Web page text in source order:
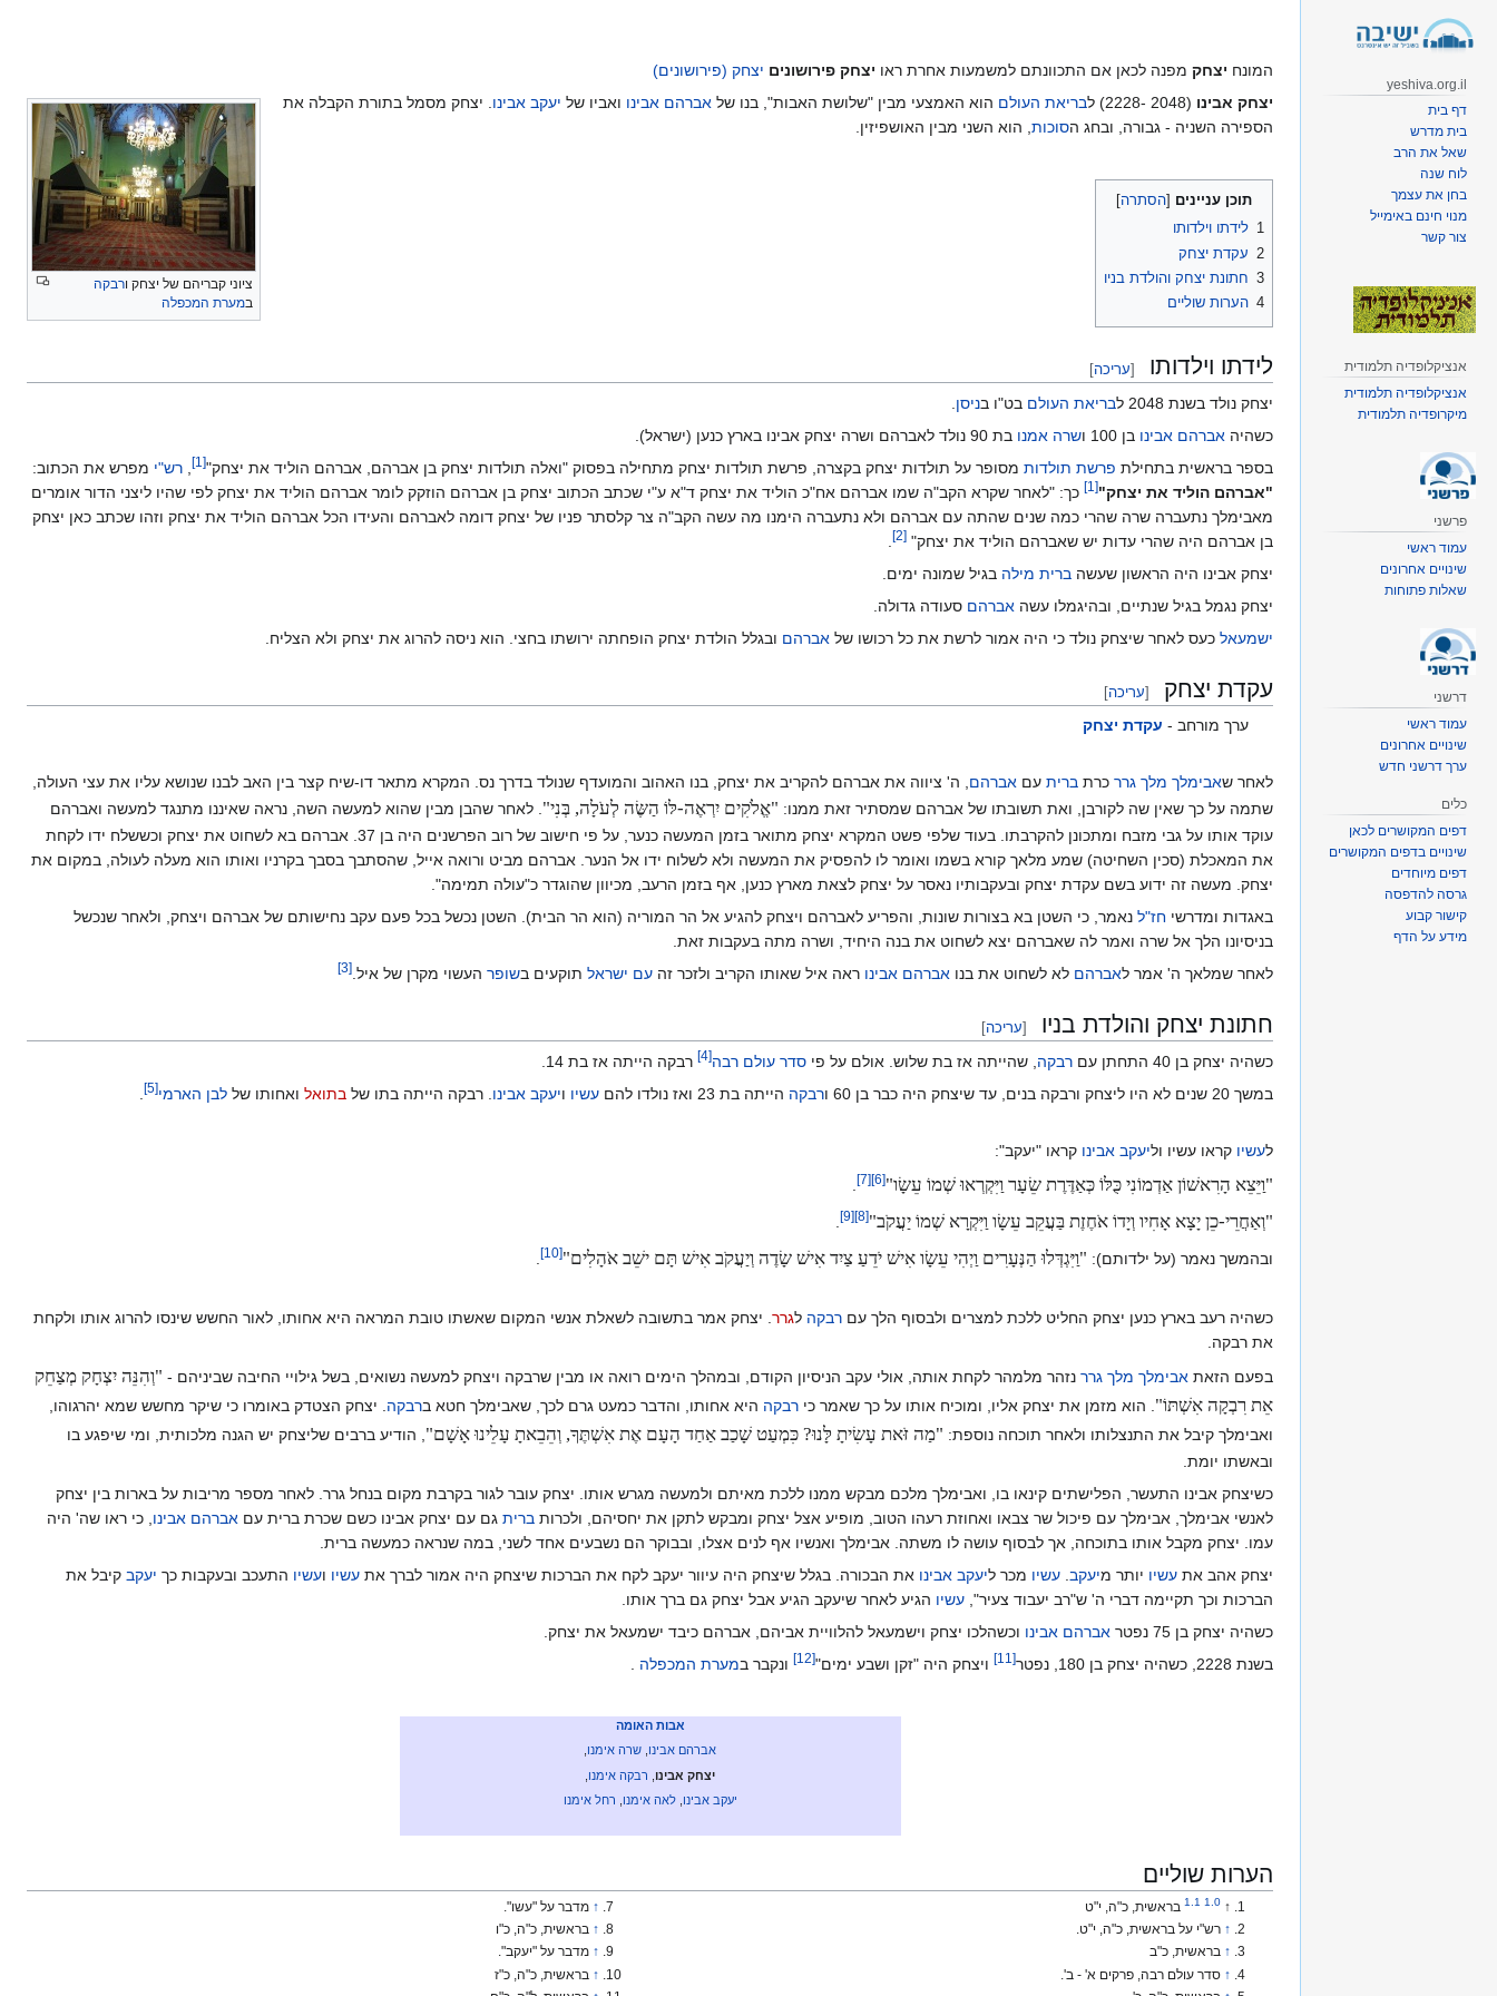
המונח יצחק מפנה לכאן אם התכוונתם למשמעות אחרת ראו יצחק פירושונים יצחק (פירושונים)
ציוני קבריהם של יצחק ורבקה
במערת המכפלה
יצחק אבינו (2048 -2228) ל בריאת העולם הוא האמצעי מבין "שלושת האבות", בנו של אברהם אבינו ואביו של יעקב אבינו. יצחק מסמל בתורת הקבלה את
הספירה השניה - גבורה, ובחג הסוכות, הוא השני מבין האושפיזין.
תוכן עניינים
1 לידתו וילדותו
2 עקדת יצחק
3 חתונת יצחק והולדת בניו
4 הערות שוליים
לידתו וילדותו [עריכה]
יצחק נולד בשנת 2048 ל בריאת העולם בט"ו בניסן.
כשהיה אברהם אבינו בן 100 ו שרה אמנו בת 90 נולד לאברהם ושרה יצחק אבינו בארץ כנען (ישראל).
בספר בראשית בתחילת פרשת תולדות מסופר על תולדות יצחק בקצרה, פרשת תולדות יצחק מתחילה בפסוק "ואלה תולדות יצחק בן אברהם, אברהם הוליד את יצחק"‏[
1
]
, רש"י מפרש את הכתוב:
"אברהם הוליד את יצחק"[
1
] כך: "לאחר שקרא הקב"ה שמו אברהם אח"כ הוליד את יצחק ד"א ע"י שכתב הכתוב יצחק בן אברהם הוזקק לומר אברהם הוליד את יצחק לפי שהיו ליצני הדור אומרים
מאבימלך נתעברה שרה שהרי כמה שנים שהתה עם אברהם ולא נתעברה הימנו מה עשה הקב"ה צר קלסתר פניו של יצחק דומה לאברהם והעידו הכל אברהם הוליד את יצחק וזהו שכתב כאן יצחק
בן אברהם היה שהרי עדות יש שאברהם הוליד את יצחק" ‏ [
2
]
.
יצחק אבינו היה הראשון שעשה ברית מילה בגיל שמונה ימים.
יצחק נגמל בגיל שנתיים, ובהיגמלו עשה אברהם סעודה גדולה.
ישמעאל כעס לאחר שיצחק נולד כי היה אמור לרשת את כל רכושו של אברהם ובגלל הולדת יצחק הופחתה ירושתו בחצי. הוא ניסה להרוג את יצחק ולא הצליח.
עקדת יצחק [עריכה]
ערך מורחב - עקדת יצחק
לאחר שאבימלך מלך גרר כרת ברית עם אברהם , ה' ציווה את אברהם להקריב את יצחק, בנו האהוב והמועדף שנולד בדרך נס. המקרא מתאר דו-שיח קצר בין האב לבנו שנושא עליו את עצי העולה,
שתמה על כך שאין שה לקורבן, ואת תשובתו של אברהם שמסתיר זאת ממנו: "אֱלֹקִים יִרְאֶה-לּוֹ הַשֶּׂה לְעֹלָה, בְּנִי" . לאחר שהבן מבין שהוא למעשה השה, נראה שאיננו מתנגד למעשה ואברהם
עוקד אותו על גבי מזבח ומתכונן להקרבתו. בעוד שלפי פשט המקרא יצחק מתואר בזמן המעשה כנער, על פי חישוב של רוב הפרשנים היה בן 37. אברהם בא לשחוט את יצחק וכששלח ידו לקחת
את המאכלת (סכין השחיטה) שמע מלאך קורא בשמו ואומר לו להפסיק את המעשה ולא לשלוח ידו אל הנער. אברהם מביט ורואה אייל, שהסתבך בסבך בקרניו ואותו הוא מעלה לעולה, במקום את
יצחק. מעשה זה ידוע בשם עקדת יצחק ובעקבותיו נאסר על יצחק לצאת מארץ כנען, אף בזמן הרעב, מכיוון שהוגדר כ"עולה תמימה".
באגדות ומדרשי חז"ל נאמר, כי השטן בא בצורות שונות, והפריע לאברהם ויצחק להגיע אל הר המוריה (הוא הר הבית). השטן נכשל בכל פעם עקב נחישותם של אברהם ויצחק, ולאחר שנכשל
בניסיונו הלך אל שרה ואמר לה שאברהם יצא לשחוט את בנה היחיד, ושרה מתה בעקבות זאת.
לאחר שמלאך ה' אמר לאברהם לא לשחוט את בנו אברהם אבינו ראה איל שאותו הקריב ולזכר זה עם ישראל תוקעים בשופר העשוי מקרן של איל.‏ [
3
]
חתונת יצחק והולדת בניו [עריכה]
כשהיה יצחק בן 40 התחתן עם רבקה , שהייתה אז בת שלוש. אולם על פי סדר עולם רבה[
4
] רבקה הייתה אז בת 14.
במשך 20 שנים לא היו ליצחק ורבקה בנים, עד שיצחק היה כבר בן 60 ו
רבקה הייתה בת 23 ואז נולדו להם עשיו ויעקב אבינו . רבקה הייתה בתו של בתואל ואחותו של לבן הארמי[
5
]
לעשיו קראו עשיו וליעקב אבינו קראו "יעקב":
"וַיֵּצֵא הָרִאשׁוֹן אַדְמוֹנִי כֻּלּוֹ כְּאַדֶּרֶת שֵׂעָר וַיִּקְרְאוּ שְׁמוֹ עֵשָׂו"[
6
]
[
7
]
"וְאַחֲרֵי-כֵן יָצָא אָחִיו וְיָדוֹ אֹחֶזֶת בַּעֲקֵב עֵשָׂו וַיִּקְרָא שְׁמוֹ יַעֲקֹב"[
8
]
[
9
]
ובהמשך נאמר (על ילדותם): "וַיִּגְדְּלוּ הַנְּעָרִים וַיְהִי עֵשָׂו אִישׁ יֹדֵעַ צַיִד אִישׁ שָׂדֶה וְיַעֲקֹב אִישׁ תָּם ישֵׁב אֹהָלִים"[
10
]
כשהיה רעב בארץ כנען יצחק החליט ללכת למצרים ולבסוף הלך עם רבקה לגרר . יצחק אמר בתשובה לשאלת אנשי המקום שאשתו טובת המראה היא אחותו, לאור החשש שינסו להרוג אותו ולקחת
את רבקה.
בפעם הזאת אבימלך מלך גרר נזהר מלמהר לקחת אותה, אולי עקב הניסיון הקודם, ובמהלך הימים רואה או מבין שרבקה ויצחק למעשה נשואים, בשל גילויי החיבה שביניהם - "וְהִנֵּה יִצְחָק מְצַחֵק
אֵת רִבְקָה אִשְׁתּוֹ" . הוא מזמן את יצחק אליו, ומוכיח אותו על כך שאמר כי רבקה היא אחותו, והדבר כמעט גרם לכך, שאבימלך חטא ברבקה . יצחק הצטדק באומרו כי שיקר מחשש שמא יהרגוהו,
ואבימלך קיבל את התנצלותו ולאחר תוכחה נוספת: "מַה זֹּאת עָשִׂיתָ לָּנוּ? כִּמְעַט שָׁכַב אַחַד הָעָם אֶת אִשְׁתֶּךָ, וְהֵבֵאתָ עָלֵינוּ אָשָׁם" , הודיע ברבים שליצחק יש הגנה מלכותית, ומי שיפגע בו
ובאשתו יומת.
כשיצחק אבינו התעשר, הפלישתים קינאו בו, ואבימלך מלכם מבקש ממנו ללכת מאיתם ולמעשה מגרש אותו. יצחק עובר לגור בקרבת מקום בנחל גרר. לאחר מספר מריבות על בארות בין יצחק
לאנשי אבימלך, אבימלך עם פיכול שר צבאו ואחוזת רעהו הטוב, מופיע אצל יצחק ומבקש לתקן את יחסיהם, ולכרות ברית גם עם יצחק אבינו כשם שכרת ברית עם אברהם אבינו , כי ראו שה' היה
עמו. יצחק מקבל אותו בתוכחה, אך לבסוף עושה לו משתה. אבימלך ואנשיו אף לנים אצלו, ובבוקר הם נשבעים אחד לשני, במה שנראה כמעשה ברית.
יצחק אהב את עשיו יותר מיעקב עשיו מכר ליעקב אבינו את הבכורה. בגלל שיצחק היה עיוור יעקב לקח את הברכות שיצחק היה אמור לברך את עשיו ועשיו התעכב ובעקבות כך יעקב קיבל את
הברכות וכך תקיימה דברי ה' ש"רב יעבוד צעיר", עשיו הגיע לאחר שיעקב הגיע אבל יצחק גם ברך אותו.
כשהיה יצחק בן 75 נפטר
אברהם אבינו וכשהלכו יצחק וישמעאל להלוויית אביהם, אברהם כיבד ישמעאל את יצחק.
בשנת 2228, כשהיה יצחק בן 180, נפטר‏
[
11
] ויצחק היה "זקן ושבע ימים"‏[
12
] ונקבר במערת המכפלה
אבות האומה
אברהם אבינו שרה אימנו
יצחק אבינו
רבקה אימנו
יעקב אבינו ,לאה אימנו רחל אימנו
הערות שוליים
↑
1.0
1.1 בראשית, כ"ה, י"ט
↑ רש"י על בראשית, כ"ה, י"ט.
↑ בראשית, כ"ב
↑ סדר עולם רבה, פרקים א' - ב'.
↑ מדבר על "עשו".
↑ בראשית, כ"ה, כ"ו
↑ מדבר על "יעקב".
↑ בראשית, כ"ה, כ"ז
yeshiva.org.il
דף בית
בית מדרש
שאל את הרב
לוח שנה
בחן את עצמך
מנוי חינם באימייל
צור קשר
אנציקלופדיה תלמודית
אנציקלופדיה תלמודית
מיקרופדיה תלמודית
פרשני
עמוד ראשי
שינויים אחרונים
שאלות פתוחות
דרשני
עמוד ראשי
שינויים אחרונים
ערך דרשני חדש
כלים
דפים המקושרים לכאן
שינויים בדפים המקושרים
דפים מיוחדים
גרסה להדפסה
קישור קבוע
מידע על הדף